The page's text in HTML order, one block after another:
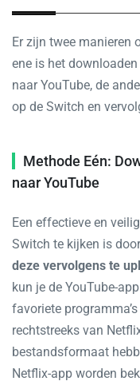
Er zijn twee manieren
ene is het
naar YouTube, de
op de Switch en
Methode Eén:
naar YouTube
Een effectieve en
Switch te kijken is
deze vervolgens te
kun je de YouTube-
favoriete
rechtstreeks van
bestandsformaat
Netflix-app worden